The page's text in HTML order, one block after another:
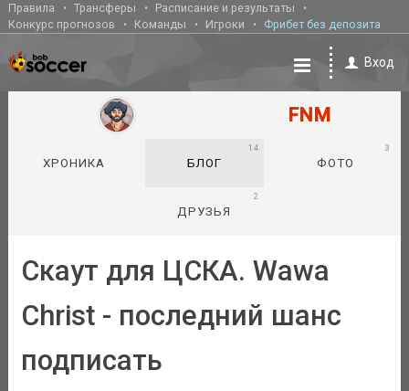
Правила Трансферы
Расписание и результаты
Конкурс прогнозов
Команды Игроки Фрибет без депозита
Вход
FNM
ХРОНИКА БЛОГ
14
ФОТО
3
ДРУЗЬЯ
2
Скаут для ЦСКА. Wawa
Christ - последний шанс
подписать